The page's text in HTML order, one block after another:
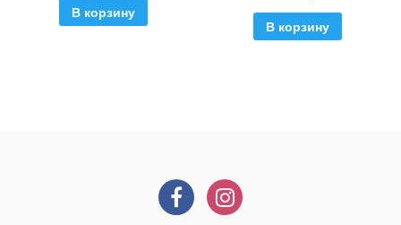
В корзину
В корзину